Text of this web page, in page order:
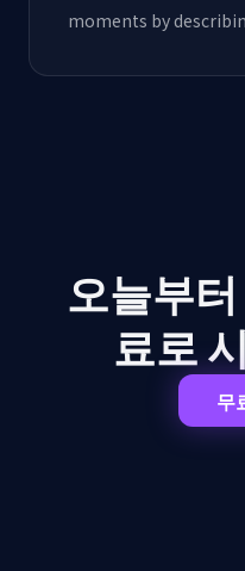
moments by
오늘부
료로
무